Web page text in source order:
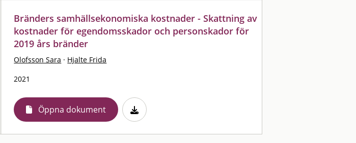
Bränders samhällsekonomiska kostnader - Skattning av
kostnader för egendomsskador och personskador för
2019 års bränder
Olofsson Sara · Hjalte Frida
2021
Öppna dokument